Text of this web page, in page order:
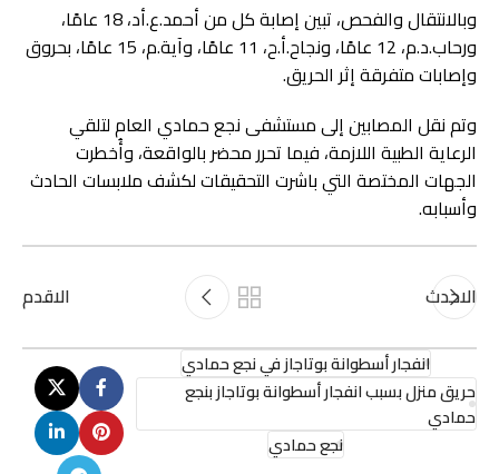
وبالانتقال والفحص، تبين إصابة كل من أحمد.ع.أد، 18 عامًا،
ورحاب.د.م، 12 عامًا، ونجاح.أ.ح، 11 عامًا، وآية.م، 15 عامًا، بحروق
وإصابات متفرقة إثر الحريق.
وتم نقل المصابين إلى مستشفى نجع حمادي العام لتلقي
الرعاية الطبية اللازمة، فيما تحرر محضر بالواقعة، وأُخطرت
الجهات المختصة التي باشرت التحقيقات لكشف ملابسات الحادث
وأسبابه.
الاحدث الاقدم
انفجار أسطوانة بوتاجاز في نجع حمادي
حريق منزل بسبب انفجار أسطوانة بوتاجاز بنجع
حمادي
نجع حمادي